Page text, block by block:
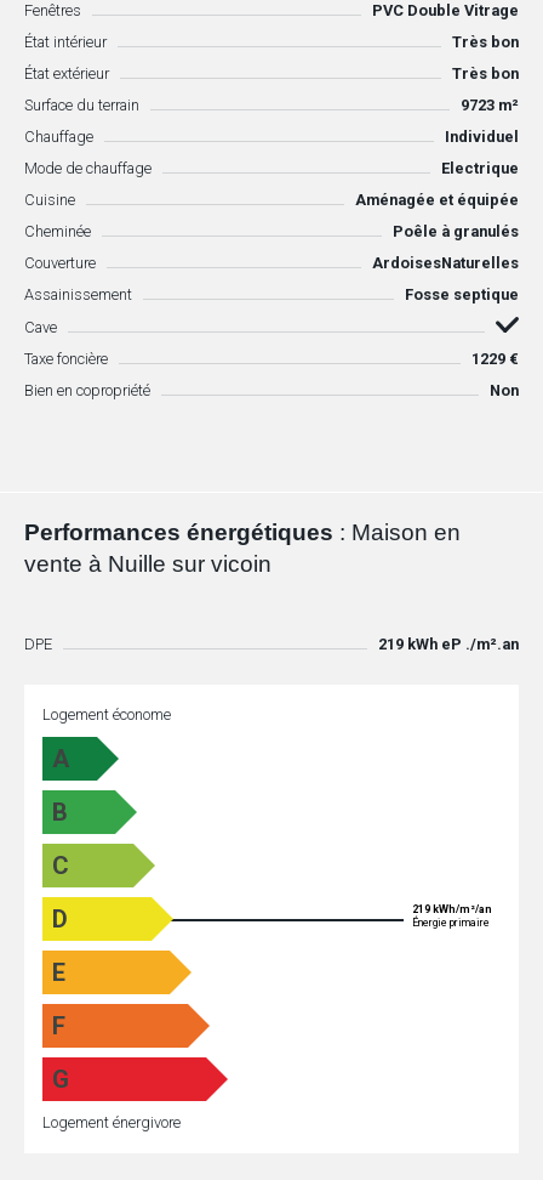
Fenêtres
PVC Double Vitrage
État intérieur
Très bon
État extérieur
Très bon
Surface du terrain
9723 m²
Chauffage
Individuel
Mode de chauffage
Electrique
Cuisine
Aménagée et équipée
Cheminée
Poêle à granulés
Couverture
ArdoisesNaturelles
Assainissement
Fosse septique
Cave
Taxe foncière
1229 €
Bien en copropriété
Non
Performances énergétiques : Maison en
vente à Nuille sur vicoin
DPE 219 kWh eP ./m².an
Logement économe
A
B
C
D
219 kWh/m²/an
Énergie primaire
E
F
G
Logement énergivore